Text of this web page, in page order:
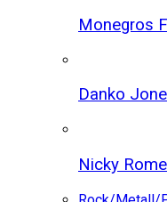
Monegros
Danko
Nicky